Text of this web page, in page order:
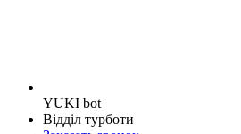
YUKI bot
Відділ турботи